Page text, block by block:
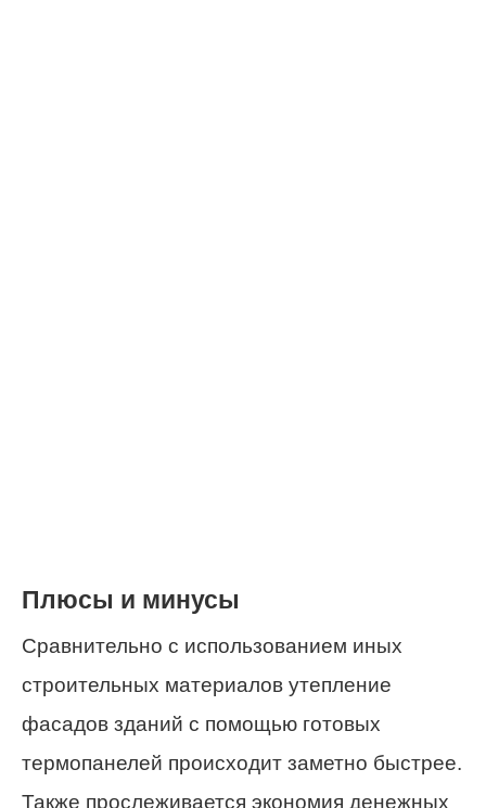
Плюсы и минусы
Сравнительно с использованием иных
строительных материалов утепление
фасадов зданий с помощью готовых
термопанелей происходит заметно быстрее.
Также прослеживается экономия денежных